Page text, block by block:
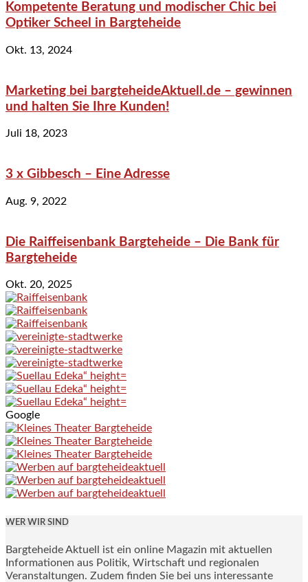
Kompetente Beratung und modischer Chic bei
Optiker Scheel in Bargteheide
Okt. 13, 2024
Marketing bei bargteheideAktuell.de – gewinnen
und halten Sie Ihre Kunden!
Juli 18, 2023
3 x Gibbesch – Eine Adresse
Aug. 9, 2022
Die Raiffeisenbank Bargteheide – Die Bank für
Bargteheide
Okt. 20, 2025
Google
WER WIR SIND
Bargteheide Aktuell ist ein online Magazin mit aktuellen
Informationen aus Politik, Wirtschaft und regionalen
Veranstaltungen. Zudem finden Sie bei uns interessante